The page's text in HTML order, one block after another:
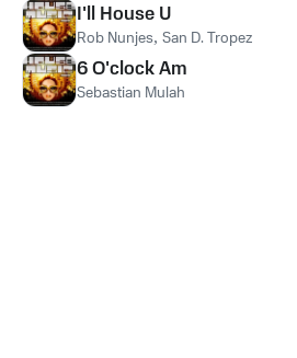
I'll House U
Rob Nunjes, San D. Tropez
6 O'clock Am
Sebastian Mulah